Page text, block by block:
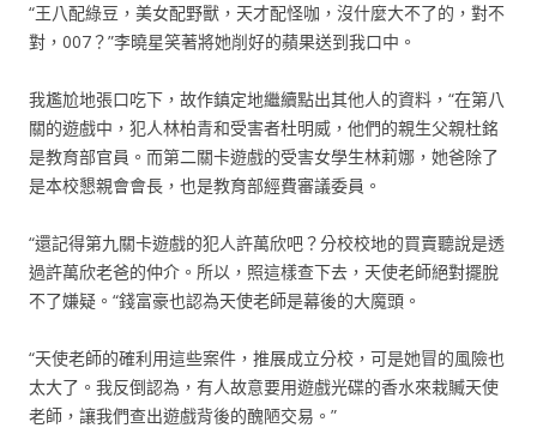
“王八配綠豆，美女配野獸，天才配怪咖，沒什麼大不了的，對不
對，007？”李曉星笑著將她削好的蘋果送到我口中。
我尷尬地張口吃下，故作鎮定地繼續點出其他人的資料，“在第八
關的遊戲中，犯人林柏青和受害者杜明威，他們的親生父親杜銘
是教育部官員。而第二關卡遊戲的受害女學生林莉娜，她爸除了
是本校懇親會會長，也是教育部經費審議委員。
“還記得第九關卡遊戲的犯人許萬欣吧？分校校地的買賣聽說是透
過許萬欣老爸的仲介。所以，照這樣查下去，天使老師絕對擺脫
不了嫌疑。“錢富豪也認為天使老師是幕後的大魔頭。
“天使老師的確利用這些案件，推展成立分校，可是她冒的風險也
太大了。我反倒認為，有人故意要用遊戲光碟的香水來栽贓天使
老師，讓我們查出遊戲背後的醜陋交易。”